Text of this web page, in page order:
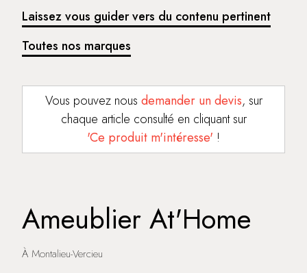
Laissez vous guider vers du contenu pertinent
Toutes nos marques
Vous pouvez nous demander un devis, sur
chaque article consulté en cliquant sur
'Ce produit m'intéresse' !
Ameublier At'Home
À Montalieu-Vercieu